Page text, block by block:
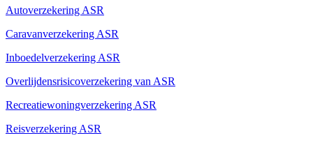
Autoverzekering ASR
Caravanverzekering ASR
Inboedelverzekering ASR
Overlijdensrisicoverzekering van ASR
Recreatiewoningverzekering ASR
Reisverzekering ASR